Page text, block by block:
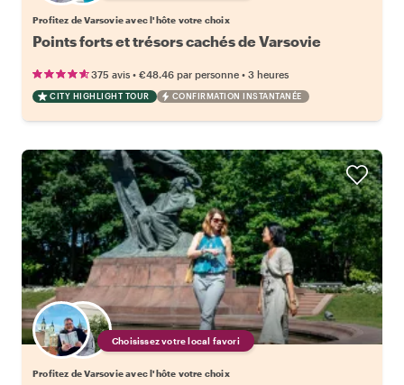
Profitez de Varsovie avec l'hôte votre choix
Points forts et trésors cachés de Varsovie
375 avis • €48.46 par personne • 3 heures
CITY HIGHLIGHT TOUR CONFIRMATION INSTANTANÉE
Choisissez votre local favori
Profitez de Varsovie avec l'hôte votre choix